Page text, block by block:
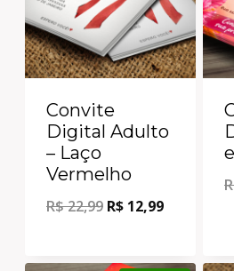
Convite
Digital Adulto
– Laço
Vermelho
R$22,99 R$ 12,99